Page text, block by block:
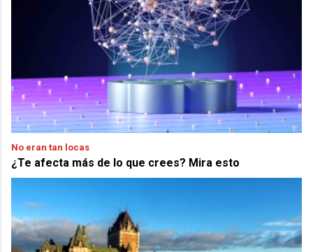
No eran tan locas
¿Te afecta más de lo que crees? Mira esto